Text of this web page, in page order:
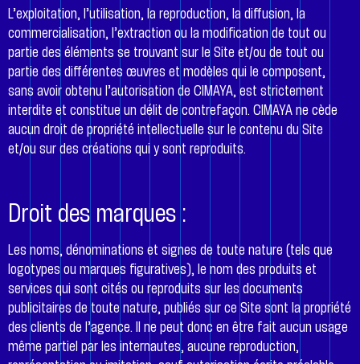
L’exploitation, l’utilisation, la reproduction, la diffusion, la
commercialisation, l’extraction ou la modification de tout ou
partie des éléments se trouvant sur le Site et/ou de tout ou
partie des différentes œuvres et modèles qui le composent,
sans avoir obtenu l’autorisation de CIMAYA, est strictement
interdite et constitue un délit de contrefaçon. CIMAYA ne cède
aucun droit de propriété intellectuelle sur le contenu du Site
et/ou sur des créations qui y sont reproduits.
Droit des marques :
Les noms, dénominations et signes de toute nature (tels que
logotypes ou marques figuratives), le nom des produits et
services qui sont cités ou reproduits sur les documents
publicitaires de toute nature, publiés sur ce Site sont la propriété
des clients de l’agence. Il ne peut donc en être fait aucun usage
même partiel par les internautes, aucune reproduction,